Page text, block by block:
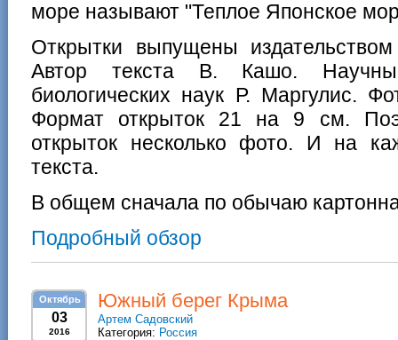
море называют "Теплое Японское
Открытки выпущены
Автор текста В. Кашо.
биологических наук Р. Маргулис.
Формат открыток 21 на 9 см.
открыток несколько фото. И на
текста.
В общем сначала по обычаю
Подробный обзор
Октябрь
03
2016
Южный берег Крыма
Артем Садовский
Категория: Россия